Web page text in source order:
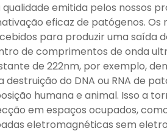
emitida pelos nossos
eficaz de patógenos. Os
para produzir uma saída
de comprimentos de onda
de 222nm, por exemplo,
do DNA ou RNA de
humana e animal. Isso a
em espaços ocupados,
eletromagnéticas sem